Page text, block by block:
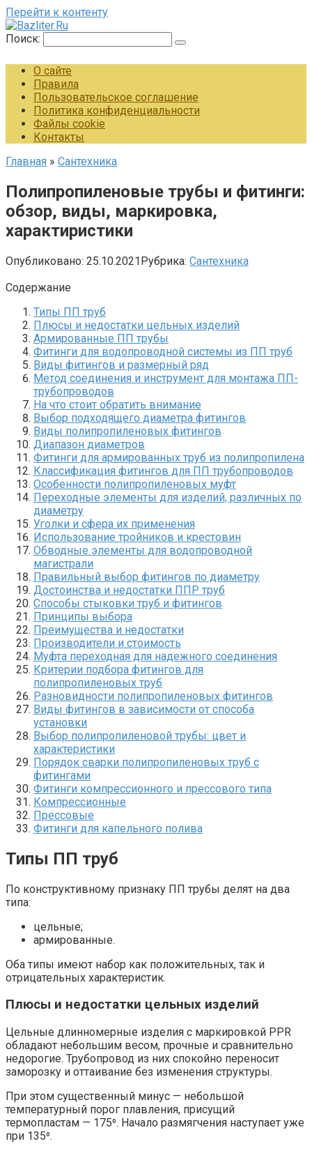
Перейти к контенту
Поиск:
О сайте
Правила
Пользовательское соглашение
Политика конфиденциальности
Файлы cookie
Контакты
Главная » Сантехника
Полипропиленовые трубы и фитинги:
обзор, виды, маркировка,
характиристики
Опубликовано: 25.10.2021Рубрика: Сантехника
Содержание
Типы ПП труб
Плюсы и недостатки цельных изделий
Армированные ПП трубы
Фитинги для водопроводной системы из ПП труб
Виды фитингов и размерный ряд
Метод соединения и инструмент для монтажа ПП-
трубопроводов
На что стоит обратить внимание
Выбор подходящего диаметра фитингов
Виды полипропиленовых фитингов
Диапазон диаметров
Фитинги для армированных труб из полипропилена
Классификация фитингов для ПП трубопроводов
Особенности полипропиленовых муфт
Переходные элементы для изделий, различных по
диаметру
Уголки и сфера их применения
Использование тройников и крестовин
Обводные элементы для водопроводной
магистрали
Правильный выбор фитингов по диаметру
Достоинства и недостатки ППР труб
Способы стыковки труб и фитингов
Принципы выбора
Преимущества и недостатки
Производители и стоимость
Муфта переходная для надежного соединения
Критерии подбора фитингов для
полипропиленовых труб
Разновидности полипропиленовых фитингов
Виды фитингов в зависимости от способа
установки
Выбор полипропиленовой трубы: цвет и
характеристики
Порядок сварки полипропиленовых труб с
фитингами
Фитинги компрессионного и прессового типа
Компрессионные
Прессовые
Фитинги для капельного полива
Типы ПП труб
По конструктивному признаку ПП трубы делят на два
типа:
цельные;
армированные.
Оба типы имеют набор как положительных, так и
отрицательных характеристик.
Плюсы и недостатки цельных изделий
Цельные длинномерные изделия с маркировкой PPR
обладают небольшим весом, прочные и сравнительно
недорогие. Трубопровод из них спокойно переносит
заморозку и оттаивание без изменения структуры.
При этом существенный минус — небольшой
температурный порог плавления, присущий
термопластам — 175⁰. Начало размягчения наступает уже
при 135⁰.